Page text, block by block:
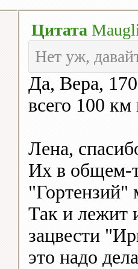
Цитата
Нет уж,
Да, Вера,
всего 100
Лена,
Их в общем-
"Гортензий"
Так и лежит
зацвести
это надо